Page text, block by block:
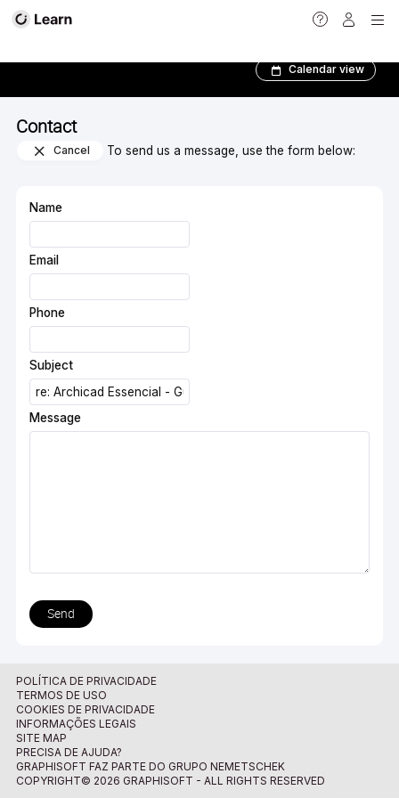
Calendar view
Contact
Cancel To send us a message, use the form below:
Name
Email
Phone
Subject
Message
Send
POLÍTICA DE PRIVACIDADE
TERMOS DE USO
COOKIES DE PRIVACIDADE
INFORMAÇÕES LEGAIS
SITE MAP
PRECISA DE AJUDA?
GRAPHISOFT FAZ PARTE DO GRUPO NEMETSCHEK
COPYRIGHT© 2026 GRAPHISOFT - ALL RIGHTS RESERVED